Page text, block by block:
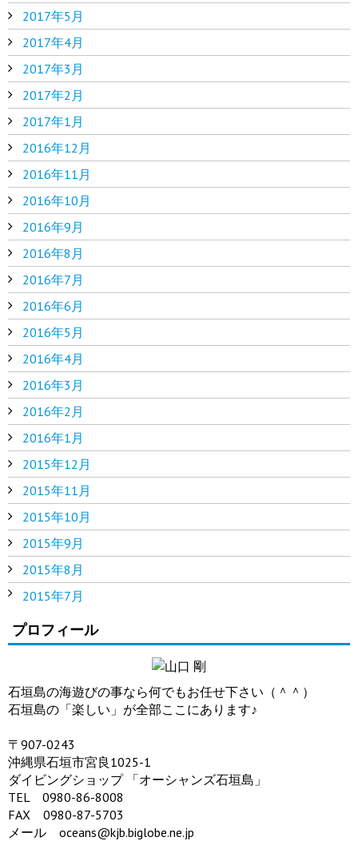
2017年5月
2017年4月
2017年3月
2017年2月
2017年1月
2016年12月
2016年11月
2016年10月
2016年9月
2016年8月
2016年7月
2016年6月
2016年5月
2016年4月
2016年3月
2016年2月
2016年1月
2015年12月
2015年11月
2015年10月
2015年9月
2015年8月
2015年7月
プロフィール
石垣島の海遊びの事なら何でもお任せ下さい（＾＾）
石垣島の「楽しい」が全部ここにあります♪
〒907-0243
沖縄県石垣市宮良1025-1
ダイビングショップ 「オーシャンズ石垣島」
TEL 0980-86-8008
FAX 0980-87-5703
メール oceans@kjb.biglobe.ne.jp